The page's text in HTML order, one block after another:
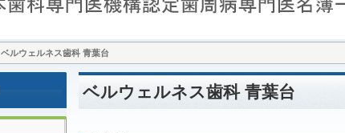
ベルウェルネス歯科 青葉台
ベルウェルネス歯科 青葉台